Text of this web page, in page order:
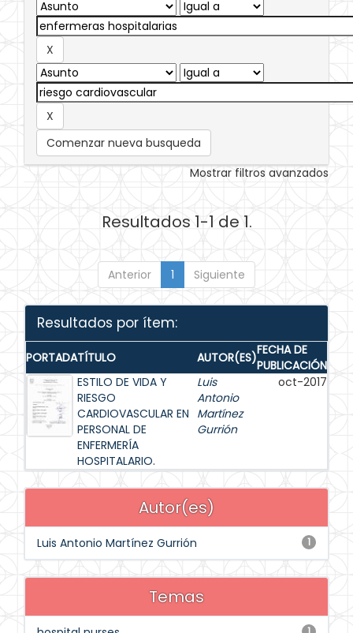
Comenzar nueva busqueda
Mostrar filtros avanzados
Resultados 1-1 de 1.
Anterior 1 Siguiente
Resultados por ítem:
PORTADATÍTULO AUTOR(ES)FECHA DE
PUBLICACIÓN
ESTILO DE VIDA Y
RIESGO
CARDIOVASCULAR EN
PERSONAL DE
ENFERMERÍA
HOSPITALARIO.
Luis
Antonio
Martínez
Gurrión
oct-2017
Autor(es)
1
Luis Antonio Martínez Gurrión
Temas